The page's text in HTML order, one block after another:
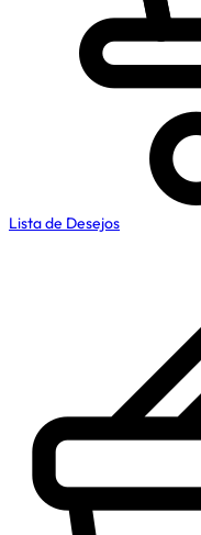
Lista de Desejos